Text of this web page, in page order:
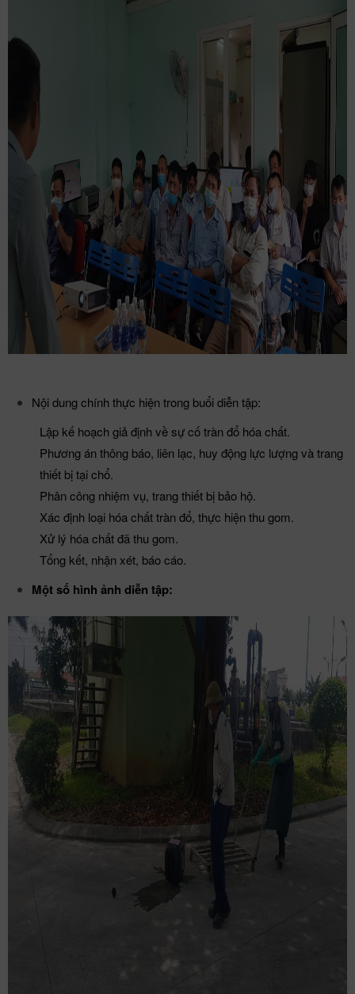
Nội dung chính thực hiện trong buổi diễn tập:
Lập kế hoạch giả định về sự cố tràn đổ hóa chất.
Phương án thông báo, liên lạc, huy động lực lượng và trang
thiết bị tại chổ.
Phân công nhiệm vụ, trang thiết bị bảo hộ.
Xác định loại hóa chất tràn đổ, thực hiện thu gom.
Xử lý hóa chất đã thu gom.
Tổng kết, nhận xét, báo cáo.
Một số hình ảnh diễn tập: